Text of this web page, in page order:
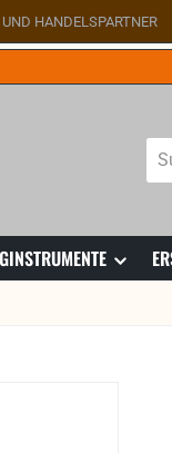
HANDELSPARTNER